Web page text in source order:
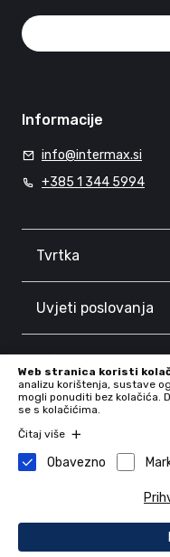
Informacije
info@intermax.si
+385 1 344 5994
Tvrtka
Uvjeti poslovanja
Informacije
Web stranica koristi
analizu korištenja, sustave
mogli ponuditi bez kolačića.
se s kolačićima.
Čitaj više
Obavezno